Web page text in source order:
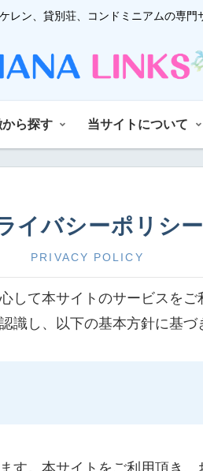
レン、貸別荘、コンドミニアムの専門
ら探す 当サイトについて
イバシーポリシー
PRIVACY POLICY
して本サイトのサービスを
し、以下の基本方針に基づ